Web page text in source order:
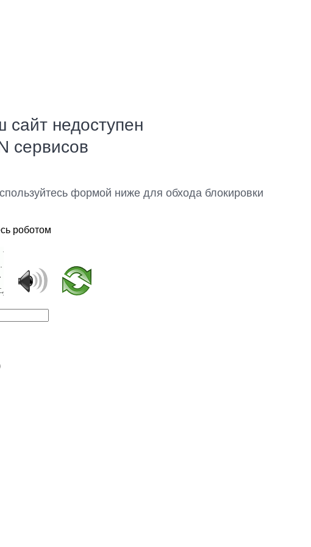
недоступен
сервисов
формой ниже для обхода блокировки
роботом